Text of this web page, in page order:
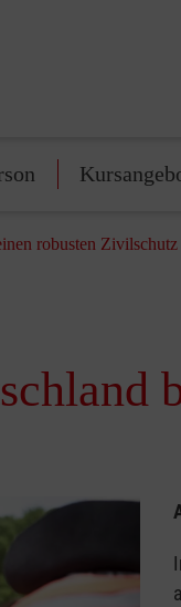
robusten Zivilschutz